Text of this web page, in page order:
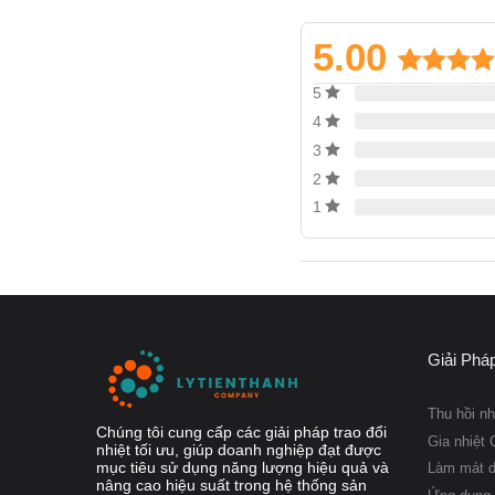
Dễ dàng lắp đặt –
Khả năng bảo
Tiếp cận mạng lưới
Tính năng
Laval TL10
FM, pvcALS
5.00
5
4
3
2
1
Chúng tôi cung cấp các giải pháp trao đổi
nhiệt tối ưu, giúp doanh nghiệp đạt được
mục tiêu sử dụng năng lượng hiệu quả và
nâng cao hiệu suất trong hệ thống sản
Giải
Thu hồi
Gia nhiệt
Làm mát